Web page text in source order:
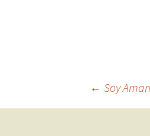
← Soy